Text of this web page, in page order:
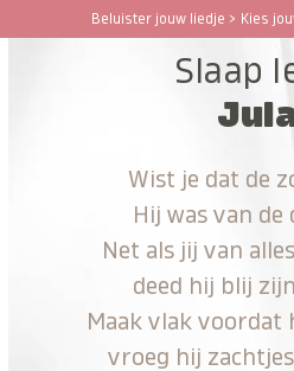
Beluister jouw liedje > Kies
Open
Close
Slaap
Wist je dat de
Hij was van de
Net als jij van
deed hij blij
Maak vlak voordat
vroeg hij